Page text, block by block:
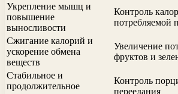
Укрепление мышц и
повышение
выносливости
Контроль
потребляемой
Сжигание калорий и
ускорение обмена
веществ
Увеличение
фруктов и
Стабильное и
продолжительное
Контроль
переедания